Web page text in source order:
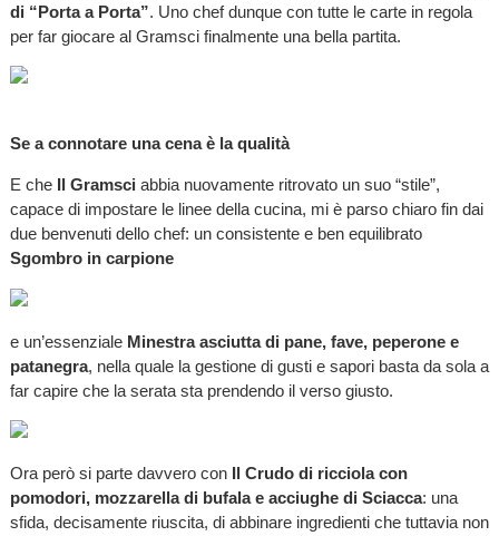
di “Porta a Porta”. Uno chef dunque con tutte le carte in regola
per far giocare al Gramsci finalmente una bella partita.
Se a connotare una cena è la qualità
E che Il Gramsci abbia nuovamente ritrovato un suo “stile”,
capace di impostare le linee della cucina, mi è parso chiaro fin dai
due benvenuti dello chef: un consistente e ben equilibrato
Sgombro in carpione
e un’essenziale Minestra asciutta di pane, fave, peperone e
patanegra, nella quale la gestione di gusti e sapori basta da sola a
far capire che la serata sta prendendo il verso giusto.
Ora però si parte davvero con Il Crudo di ricciola con
pomodori, mozzarella di bufala e acciughe di Sciacca: una
sfida, decisamente riuscita, di abbinare ingredienti che tuttavia non